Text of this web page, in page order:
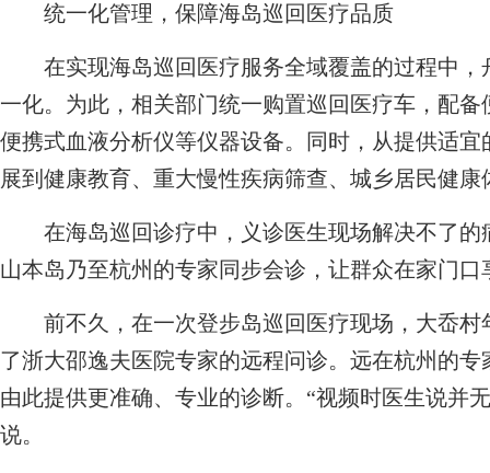
统一化管理，保障海岛巡回医疗品质
在实现海岛巡回医疗服务全域覆盖的过程中，
一化。为此，相关部门统一购置巡回医疗车，配
便携式血液分析仪等仪器设备。同时，从提供适
展到健康教育、重大慢性疾病筛查、城乡居民健
在海岛巡回诊疗中，义诊医生现场解决不了的
山本岛乃至杭州的专家同步会诊，让群众在家门口
前不久，在一次登步岛巡回医疗现场，大岙村
了浙大邵逸夫医院专家的远程问诊。远在杭州的
由此提供更准确、专业的诊断。“视频时医生说并
说。